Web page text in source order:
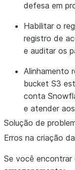
defesa em
Habilitar o
registro de
e auditar os
Alinhamento
bucket S3
conta
e atender
Solução de
Erros na criação
Se você encontrar